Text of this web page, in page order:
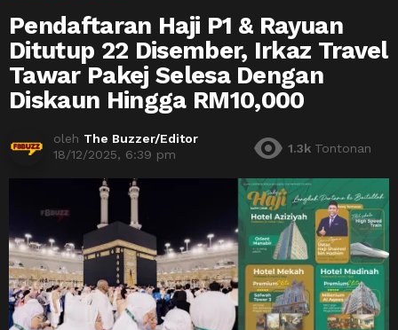
Pendaftaran Haji P1 & Rayuan
Ditutup 22 Disember, Irkaz Travel
Tawar Pakej Selesa Dengan
Diskaun Hingga RM10,000
oleh The Buzzer/Editor
18/12/2025, 6:39 pm
1.3k Tontonan